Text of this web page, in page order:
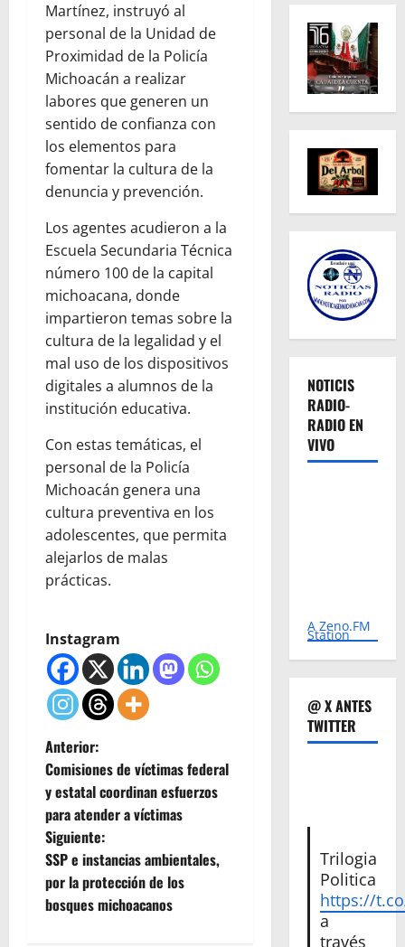
Martínez, instruyó al
personal de la Unidad de
Proximidad de la Policía
Michoacán a realizar
labores que generen un
sentido de confianza con
los elementos para
fomentar la cultura de la
denuncia y prevención.
Los agentes acudieron a la
Escuela Secundaria Técnica
número 100 de la capital
michoacana, donde
impartieron temas sobre la
cultura de la legalidad y el
mal uso de los dispositivos
digitales a alumnos de la
institución educativa.
Con estas temáticas, el
personal de la Policía
Michoacán genera una
cultura preventiva en los
adolescentes, que permita
alejarlos de malas
prácticas.
Instagram
N
a
v
e
g
Anterior:
Comisiones de víctimas federal
y estatal coordinan esfuerzos
para atender a víctimas
Siguiente:
SSP e instancias ambientales,
por la protección de los
bosques michoacanos
NOTICIS
RADIO-
RADIO EN
VIVO
A Zeno.FM
Station
@ X ANTES
TWITTER
Trilogia
Politica
https://
a
través